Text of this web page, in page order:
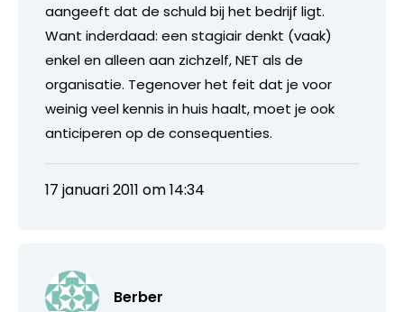
aangeeft dat de schuld bij het bedrijf ligt.
Want inderdaad: een stagiair denkt (vaak)
enkel en alleen aan zichzelf, NET als de
organisatie. Tegenover het feit dat je voor
weinig veel kennis in huis haalt, moet je ook
anticiperen op de consequenties.
17 januari 2011 om 14:34
Berber